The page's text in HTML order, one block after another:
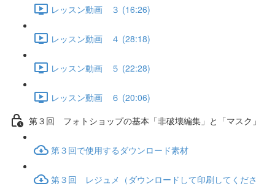
レッスン動画 ３ (16:26)
レッスン動画 ４ (28:18)
レッスン動画 ５ (22:28)
レッスン動画 ６ (20:06)
第３回 フォトショップの基本「非破壊編集」と「マスク」
第３回で使用するダウンロード素材
第３回 レジュメ（ダウンロードして印刷してくださ